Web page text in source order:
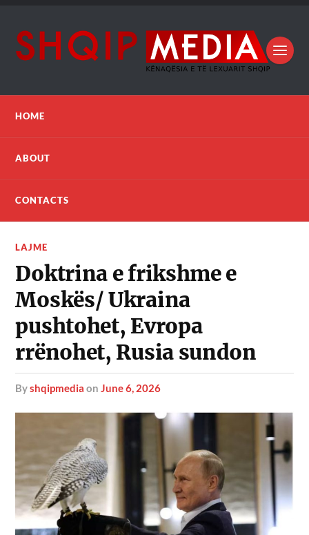
HOME
ABOUT
CONTACTS
LAJME
Doktrina e frikshme e
Moskës/ Ukraina
pushtohet, Evropa
rrënohet, Rusia sundon
byshqipmedia onJune 6, 2026